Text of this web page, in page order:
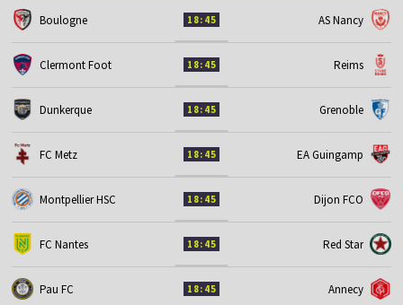
Boulogne 18:45 AS Nancy
Clermont Foot 18:45 Reims
Dunkerque 18:45 Grenoble
FC Metz 18:45 EA Guingamp
Montpellier HSC 18:45 Dijon FCO
FC Nantes 18:45 Red Star
Pau FC 18:45 Annecy